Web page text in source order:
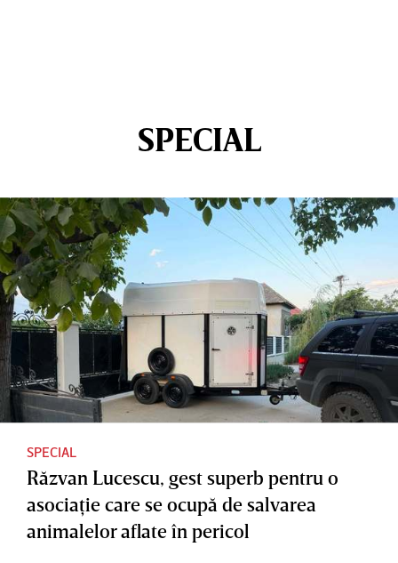
SPECIAL
SPECIAL
Răzvan Lucescu, gest superb pentru o
asociaţie care se ocupă de salvarea
animalelor aflate în pericol